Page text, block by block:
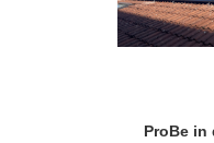
ProBe in